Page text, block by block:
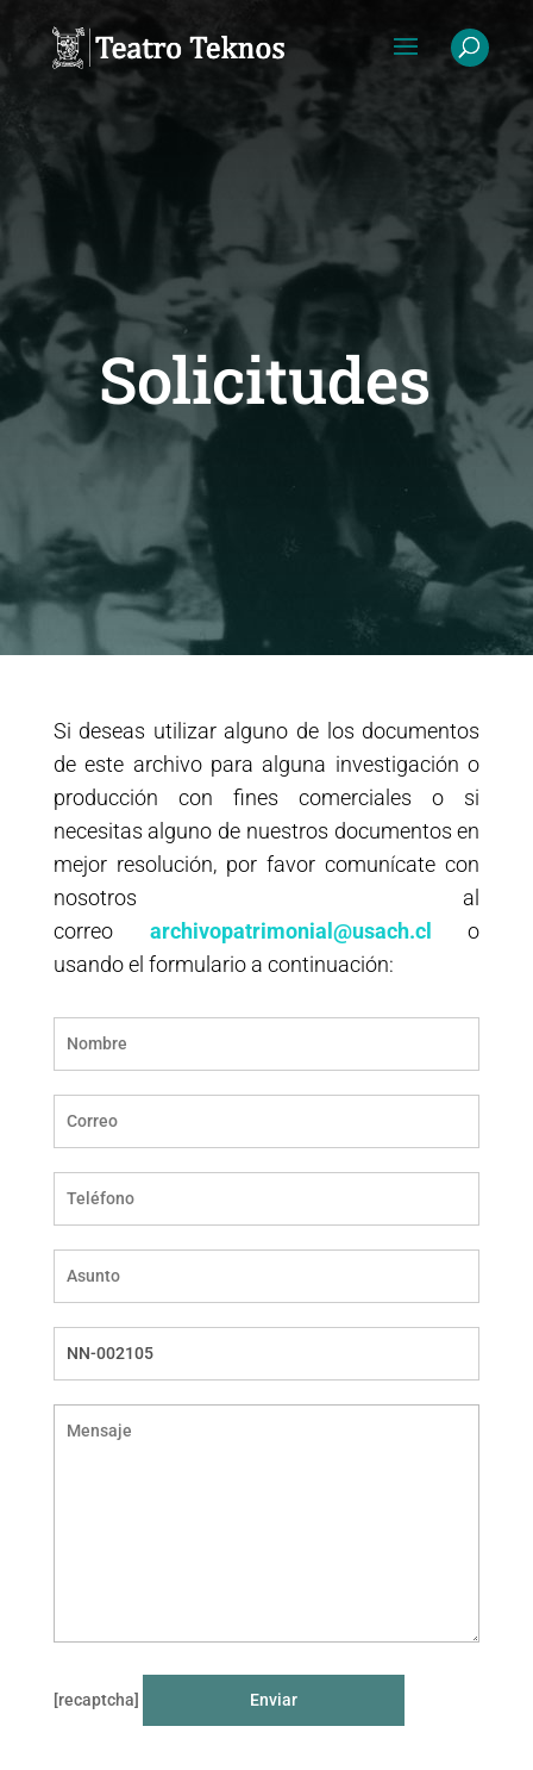
Solicitudes
Si deseas utilizar alguno de los documentos
de este archivo para alguna investigación o
producción con fines comerciales o si
necesitas alguno de nuestros documentos en
mejor resolución, por favor comunícate con
nosotros al
correo archivopatrimonial@usach.cl
o
usando el formulario a continuación:
[recaptcha]